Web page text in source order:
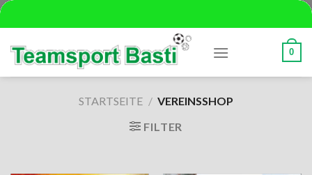
Skip
to
content
0
STARTSEITE / VEREINSSHOP
FILTER